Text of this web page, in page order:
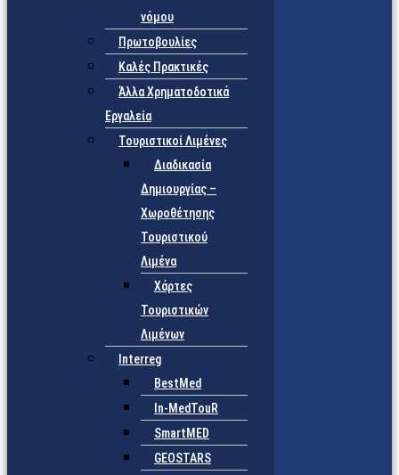
νόμου
Πρωτοβουλίες
Καλές Πρακτικές
Άλλα Χρηματοδοτικά
Εργαλεία
Τουριστικοί Λιμένες
Διαδικασία
Δημιουργίας –
Χωροθέτησης
Τουριστικού
Λιμένα
Χάρτες
Τουριστικών
Λιμένων
Interreg
BestMed
In-MedTouR
SmartMED
GEOSTARS